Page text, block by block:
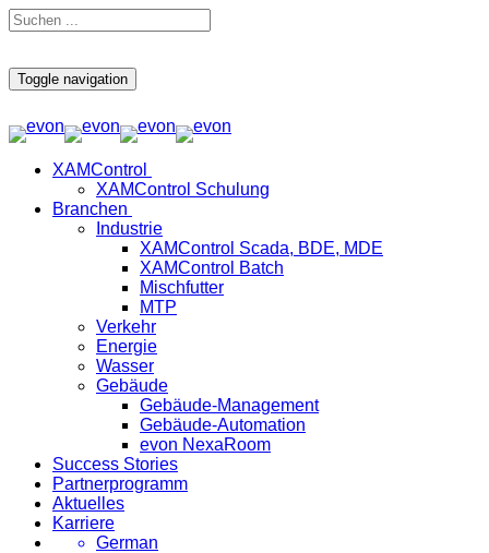
Toggle navigation
XAMControl
XAMControl Schulung
Branchen
Industrie
XAMControl Scada, BDE, MDE
XAMControl Batch
Mischfutter
MTP
Verkehr
Energie
Wasser
Gebäude
Gebäude-Management
Gebäude-Automation
evon NexaRoom
Success Stories
Partnerprogramm
Aktuelles
Karriere
German